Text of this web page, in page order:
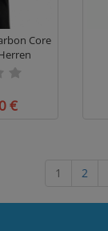
Core
€
1 2